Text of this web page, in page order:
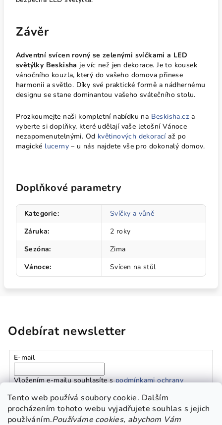
Tento web používá soubory cookie. Dalším
procházením tohoto webu vyjadřujete souhlas s jejich
používáním.Používáme cookies, abychom Vám
Závěr
Adventní svícen rovný se zelenými svíčkami a LED
světýlky Beskisha je víc než jen dekorace. Je to kousek
vánočního kouzla, který do vašeho domova přinese
harmonii a světlo. Díky své praktické formě a nádhernému
designu se stane dominantou vašeho svátečního stolu.
Prozkoumejte naši kompletní nabídku na Beskisha.cz a
vyberte si doplňky, které udělají vaše letošní Vánoce
nezapomenutelnými. Od květinových dekoracíaž po
magické lucerny – u nás najdete vše pro dokonalý domov.
Doplňkové parametry
Kategorie:
Svíčky a vůně
Záruka:
2 roky
Sezóna:
Zima
Vánoce: Svícen na stůl
Odebírat newsletter
E-mail
Vložením e-mailu souhlasíte spodmínkami ochrany
Přihlásit se